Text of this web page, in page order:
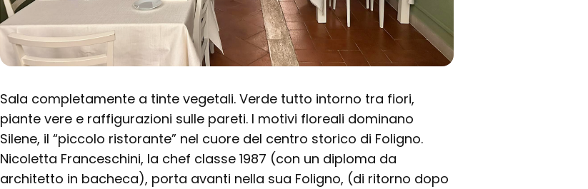
Sala completamente a tinte vegetali. Verde tutto intorno tra fiori,
piante vere e raffigurazioni sulle pareti. I motivi floreali dominano
Silene, il “piccolo ristorante” nel cuore del centro storico di Foligno.
Nicoletta Franceschini, la chef classe 1987 (con un diploma da
architetto in bacheca), porta avanti nella sua Foligno, (di ritorno dopo